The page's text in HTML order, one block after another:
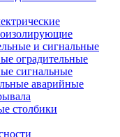
и сигнальные
оградительные
сигнальные
аварийные
столбики